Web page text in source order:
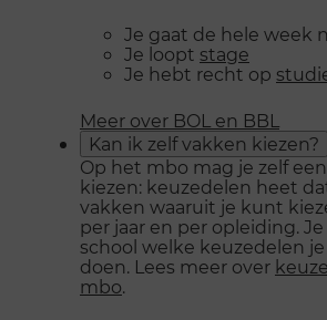
Je gaat de hele week
Je loopt stage
Je hebt recht op
Meer over BOL en BBL
Kan ik zelf vakken kiezen?
Op het mbo mag je zelf
kiezen: keuzedelen heet
vakken waaruit je kunt
per jaar en per opleiding.
school welke keuzedelen
doen. Lees meer over
mbo.